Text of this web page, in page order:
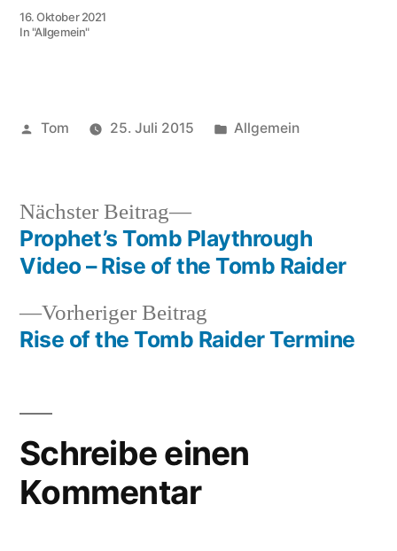
16. Oktober 2021
In "Allgemein"
Veröffentlicht
Tom 25. Juli 2015
Veröffentlicht
Allgemein
Beitragsnavigation
Vorheriger Beitrag
Beitrag:
Rise of the Tomb Raider Termine
Nächster Beitrag
Nächster
Beitrag:
Prophet’s Tomb Playthrough
Video – Rise of the Tomb Raider
Schreibe einen
Kommentar